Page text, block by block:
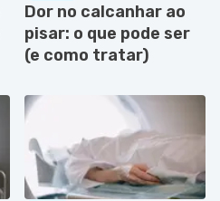
Dor no calcanhar ao
pisar: o que pode ser
(e como tratar)